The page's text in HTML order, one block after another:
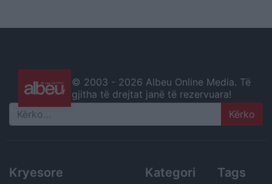
© 2003 - 2026 Albeu Online Media. Të
gjitha të drejtat janë të rezervuara!
Search
Kryesore Kategori Tags